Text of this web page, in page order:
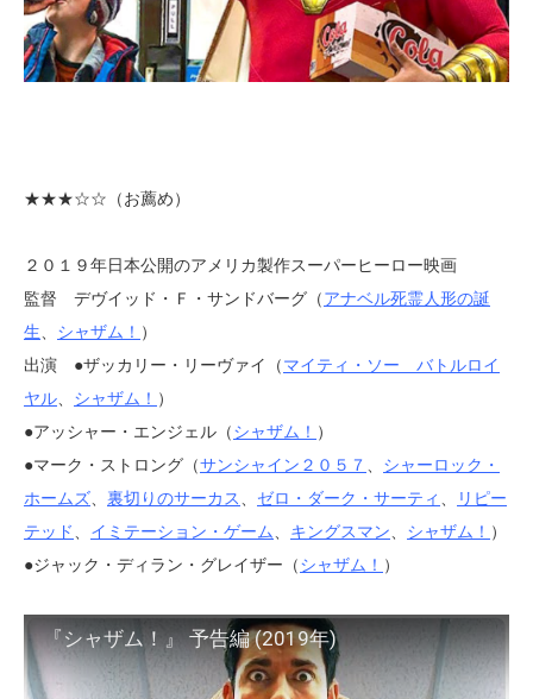
★★★☆☆（お薦め）
２０１９年日本公開のアメリカ製作スーパーヒーロー映画
監督 デヴイッド・Ｆ・サンドバーグ（アナベル死霊人形の誕
生
シャザム！ ）
出演 ●ザッカリー・リーヴァイ（マイティ・ソー バトルロイ
ヤル
シャザム！ ）
●アッシャー・エンジェル（シャザム！ ）
●マーク・ストロング（サンシャイン２０５７
シャーロック・
ホームズ
裏切りのサーカス ゼロ・ダーク・サーティ
リピー
テッド
イミテーション・ゲーム キングスマン シャザム！ ）
●ジャック・ディラン・グレイザー（シャザム！ ）
『シャザム！』 予告編 (2019年)